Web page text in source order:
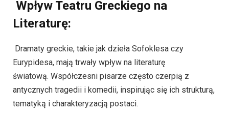
Wpływ Teatru Greckiego na
Literaturę:
Dramaty greckie, takie jak dzieła Sofoklesa czy
Eurypidesa, mają trwały wpływ na literaturę
światową. Współczesni pisarze często czerpią z
antycznych tragedii i komedii, inspirując się ich strukturą,
tematyką i charakteryzacją postaci.